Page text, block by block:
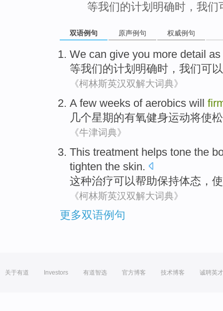
等我们的计划明确时，我
双语例句 原声例句 权威例句
We can give you more detail as
等我们的计划 明确时， 我们可以
《柯林斯英汉双解大词典》
A few weeks of aerobics will
几个星期的有氧健身运动将使
《牛津词典》
This treatment helps tone the
tighten the skin.
这种治疗可以帮助保持体态 ，
《柯林斯英汉双解大词典》
更多双语例句
关于有道 Investors 有道智选 官方博客 技术博客 诚聘英才